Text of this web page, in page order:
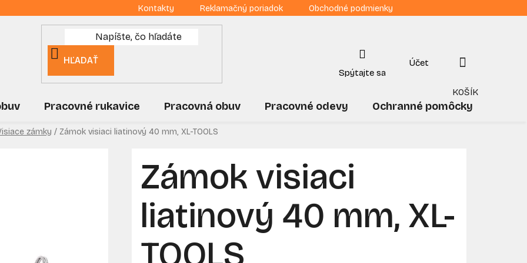
Kontakty Reklamačný poriadok Obchodné podmienky
HĽADAŤ
NÁKUPNÝ
KOŠÍK
Pracovné rukavice Pracovná obuv Pracovné odevy Ochranné pomôcky
zámky / Zámok visiaci liatinový 40 mm, XL-TOOLS
Zámok visiaci
liatinový 40 mm, XL-
TOOLS